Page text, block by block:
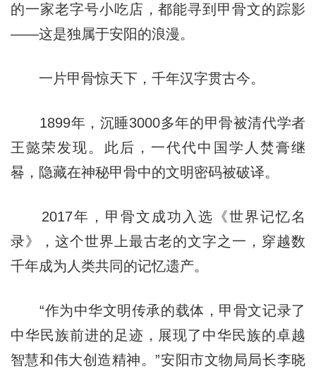
的一家老字号小吃店，都能寻到甲骨文的踪影
——这是独属于安阳的浪漫。
一片甲骨惊天下，千年汉字贯古今。
1899年，沉睡3000多年的甲骨被清代学者
王懿荣发现。此后，一代代中国学人焚膏继
晷，隐藏在神秘甲骨中的文明密码被破译。
2017年，甲骨文成功入选《世界记忆名
录》，这个世界上最古老的文字之一，穿越数
千年成为人类共同的记忆遗产。
“作为中华文明传承的载体，甲骨文记录了
中华民族前进的足迹，展现了中华民族的卓越
智慧和伟大创造精神。”安阳市文物局局长李晓